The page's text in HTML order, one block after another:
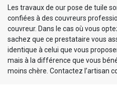
Les travaux de our pose de tuile
confiées à des couvreurs
couvreur. Dans le cas où vous
sachez que ce prestataire vous
identique à celui que vous
mais à la différence que vous
moins chère. Contactez l’artisan